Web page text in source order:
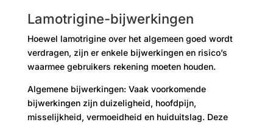
Lamotrigine-bijwerkingen
Hoewel lamotrigine over het algemeen goed wordt
verdragen, zijn er enkele bijwerkingen en risico’s
waarmee gebruikers rekening moeten houden.
Algemene bijwerkingen: Vaak voorkomende
bijwerkingen zijn duizeligheid, hoofdpijn,
misselijkheid, vermoeidheid en huiduitslag. Deze